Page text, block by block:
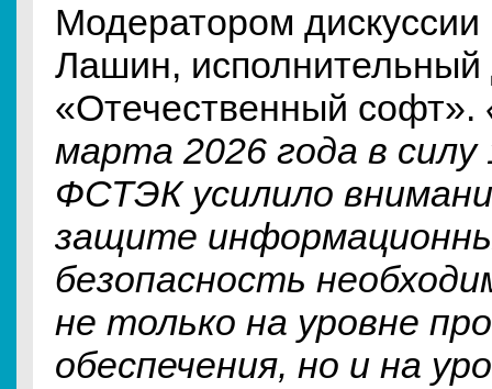
Модератором
Лашин,
«Отечественный софт».
марта 2026 года в силу
ФСТЭК усилило
защите
безопасность
не только на уровне
обеспечения, но и на